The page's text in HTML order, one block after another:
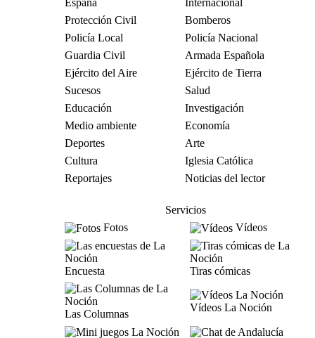
España
Internacional
Protección Civil
Bomberos
Policía Local
Policía Nacional
Guardia Civil
Armada Española
Ejército del Aire
Ejército de Tierra
Sucesos
Salud
Educación
Investigación
Medio ambiente
Economía
Deportes
Arte
Cultura
Iglesia Católica
Reportajes
Noticias del lector
Servicios
Fotos
Vídeos
Encuesta Tiras cómicas
Las Columnas
Vídeos La Noción